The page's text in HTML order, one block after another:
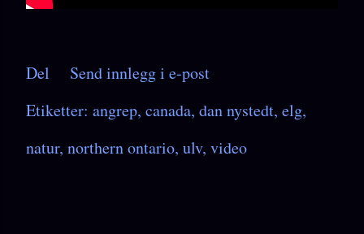
Del
Send innlegg i e-post
Etiketter: angrep canada dan nystedt elg
natur northern ontario ulv video